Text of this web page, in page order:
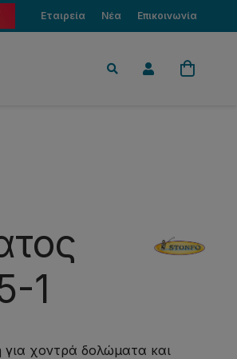
Εταιρεία Νέα Επικοινωνία
1
για χοντρά δολώματα και